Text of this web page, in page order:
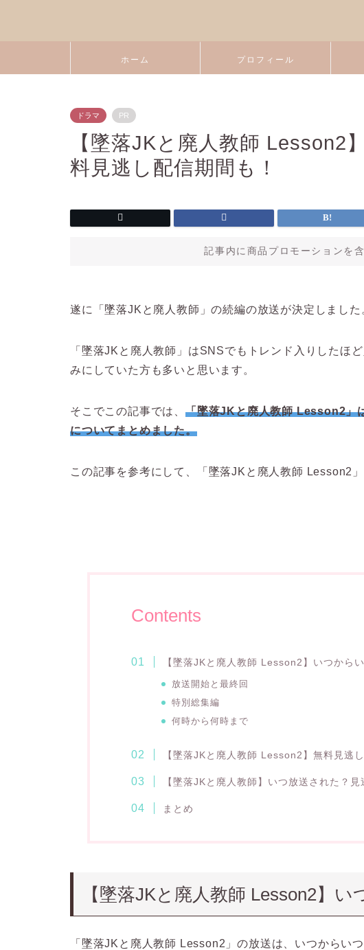
ホーム プロフィール
ドラマ PR
【墜落JKと廃人教師 Lesson2
料見逃し配信期間も！
記事内に商品プロモーションを
遂に「墜落JKと廃人教師」の続編の放送が決定しました
「墜落JKと廃人教師」はSNSでもトレンド入りしたほ
みにしていた方も多いと思います。
そこでこの記事では、 「墜落JKと廃人教師 Lesson2」
についてまとめました。
この記事を参考にして、「墜落JKと廃人教師 Lesson2
Contents
【墜落JKと廃人教師 Lesson2 】いつから
放送開始と最終回
特別総集編
何時から何時まで
【墜落JKと廃人教師 Lesson2 】無料見逃
【墜落JKと廃人教師 】いつ放送された？見
まとめ
【墜落JKと廃人教師 Lesson2】い
「墜落JKと廃人教師 Lesson2」の放送は、いつからい